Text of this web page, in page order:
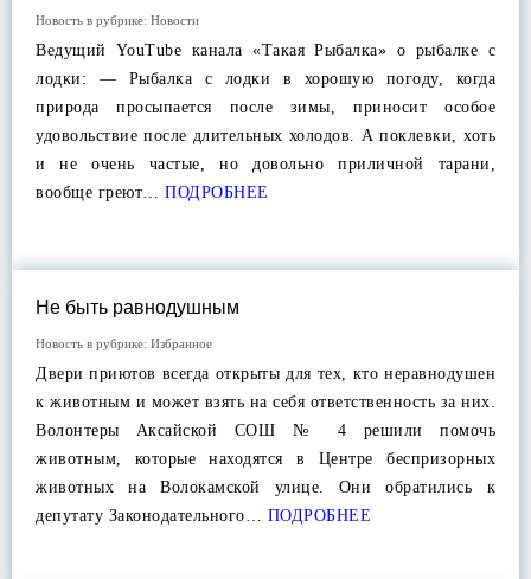
Новость в рубрике: Новости
Ведущий YouTube канала «Такая Рыбалка» о рыбалке с
лодки: — Рыбалка с лодки в хорошую погоду, когда
природа просыпается после зимы, приносит особое
удовольствие после длительных холодов. А поклевки, хоть
и не очень частые, но довольно приличной тарани,
вообще греют… ПОДРОБНЕЕ
Не быть равнодушным
Новость в рубрике: Избранное
Двери приютов всегда открыты для тех, кто неравнодушен
к животным и может взять на себя ответственность за них.
Волонтеры Аксайской СОШ № 4 решили помочь
животным, которые находятся в Центре беспризорных
животных на Волокамской улице. Они обратились к
депутату Законодательного… ПОДРОБНЕЕ